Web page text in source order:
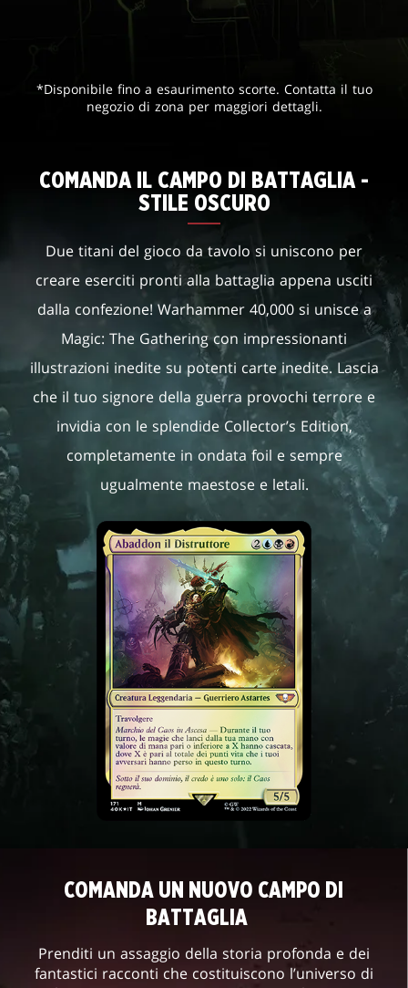
*Disponibile fino a esaurimento scorte. Contatta il tuo
negozio di zona per maggiori dettagli.
COMANDA IL CAMPO DI BATTAGLIA -
STILE OSCURO
Due titani del gioco da tavolo si uniscono per
creare eserciti pronti alla battaglia appena usciti
dalla confezione! Warhammer 40,000 si unisce a
Magic: The Gathering con impressionanti
illustrazioni inedite su potenti carte inedite. Lascia
che il tuo signore della guerra provochi terrore e
invidia con le splendide Collector’s Edition,
completamente in ondata foil e sempre
ugualmente maestose e letali.
COMANDA UN NUOVO CAMPO DI
BATTAGLIA
Prenditi un assaggio della storia profonda e dei
fantastici racconti che costituiscono l’universo di